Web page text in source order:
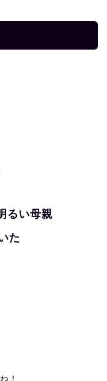
るい母親
た
！